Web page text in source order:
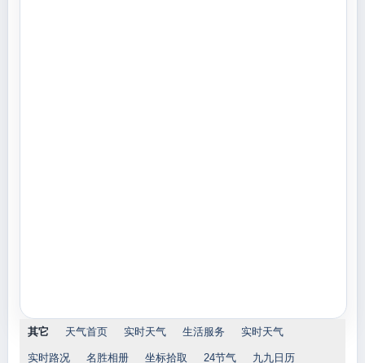
其它 天气首页 实时天气 生活服务 实时天气
实时路况 名胜相册 坐标拾取 24节气 九九日历